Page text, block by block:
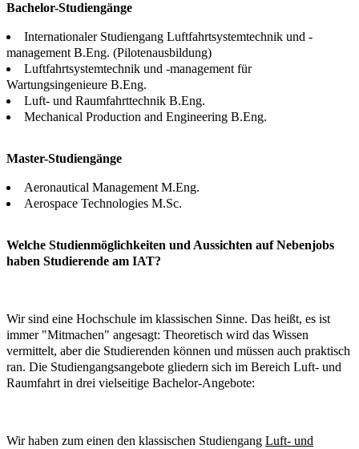
Bachelor-Studiengänge
Internationaler Studiengang Luftfahrtsystemtechnik und -
management B.Eng. (Pilotenausbildung)
Luftfahrtsystemtechnik und -management für
Wartungsingenieure B.Eng.
Luft- und Raumfahrttechnik B.Eng.
Mechanical Production and Engineering B.Eng.
Master-Studiengänge
Aeronautical Management M.Eng.
Aerospace Technologies M.Sc.
Welche Studienmöglichkeiten und Aussichten auf Nebenjobs
haben Studierende am IAT?
Wir sind eine Hochschule im klassischen Sinne. Das heißt, es ist
immer "Mitmachen" angesagt: Theoretisch wird das Wissen
vermittelt, aber die Studierenden können und müssen auch praktisch
ran. Die Studiengangsangebote gliedern sich im Bereich Luft- und
Raumfahrt in drei vielseitige Bachelor-Angebote:
Wir haben zum einen den klassischen Studiengang Luft- und